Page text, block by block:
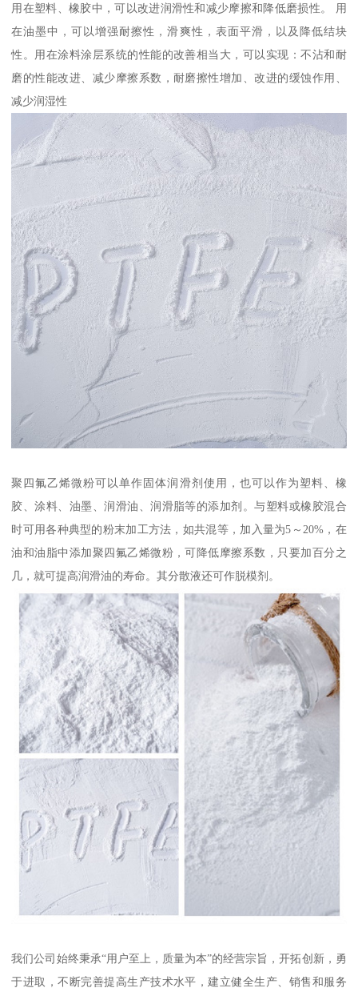
用在塑料、橡胶中，可以改进润滑性和减少摩擦和降低磨损性。 用
在油墨中，可以增强耐擦性，滑爽性，表面平滑，以及降低结块
性。用在涂料涂层系统的性能的改善相当大，可以实现：不沾和耐
磨的性能改进、减少摩擦系数，耐磨擦性增加、改进的缓蚀作用、
减少润湿性
聚四氟乙烯微粉可以单作固体润滑剂使用，也可以作为塑料、橡
胶、涂料、油墨、润滑油、润滑脂等的添加剂。与塑料或橡胶混合
时可用各种典型的粉末加工方法，如共混等，加入量为5～20%，在
油和油脂中添加聚四氟乙烯微粉，可降低摩擦系数，只要加百分之
几，就可提高润滑油的寿命。其分散液还可作脱模剂。
我们公司始终秉承“用户至上，质量为本”的经营宗旨，开拓创新，勇
于进取，不断完善提高生产技术水平，建立健全生产、销售和服务